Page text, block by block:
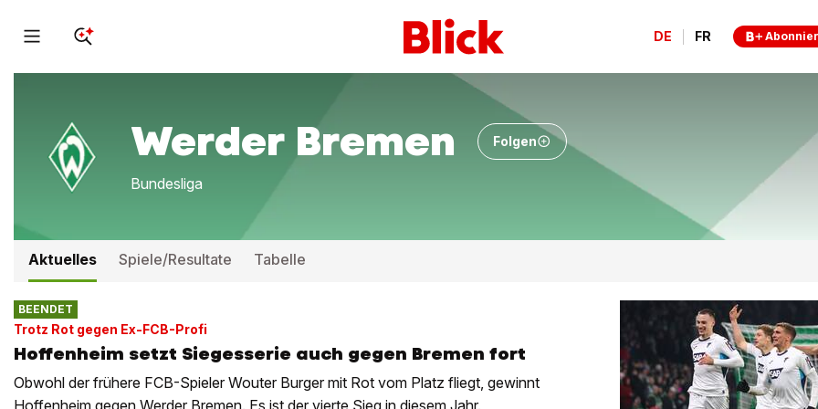
DE FR
Werder Bremen Folgen
Bundesliga
Aktuelles Spiele/Resultate Tabelle
BEENDET
Trotz Rot gegen Ex-FCB-Profi
Hoffenheim setzt Siegesserie auch gegen Bremen fort
Obwohl der frühere FCB-Spieler Wouter Burger mit Rot vom Platz fliegt, gewinnt
Hoffenheim gegen Werder Bremen. Es ist der vierte Sieg in diesem Jahr.